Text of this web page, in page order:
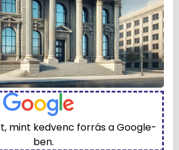
mint kedvenc forrás a Google-
ben.